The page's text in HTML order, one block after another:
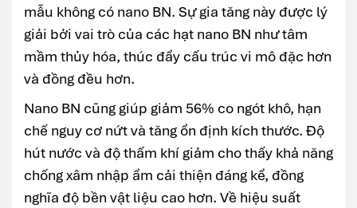
mẫu không có nano BN. Sự gia tăng này được lý
giải bởi vai trò của các hạt nano BN như tâm
mầm thủy hóa, thúc đẩy cấu trúc vi mô đặc hơn
và đồng đều hơn.
Nano BN cũng giúp giảm 56% co ngót khô, hạn
chế nguy cơ nứt và tăng ổn định kích thước. Độ
hút nước và độ thấm khí giảm cho thấy khả năng
chống xâm nhập ẩm cải thiện đáng kể, đồng
nghĩa độ bền vật liệu cao hơn. Về hiệu suất